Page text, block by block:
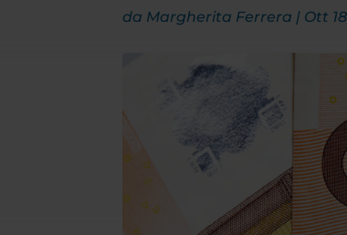
da Margherita Ferrera | Ott